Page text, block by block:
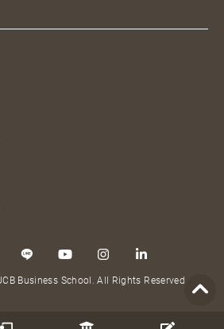
Business School. All Rights Reserved.